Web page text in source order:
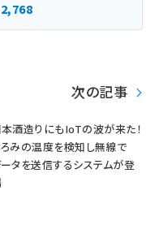
2,768
次の記事
本酒造りにもIoTの波が来た！
みの温度を検知し無線で
タを送信するシステムが登